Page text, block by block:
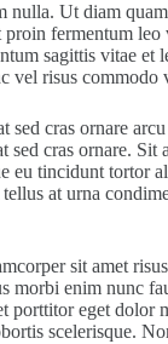
nulla. Ut diam
proin fermentum
sagittis vitae et
risus commodo
cras ornare
cras ornare.
eu tincidunt tortor
at urna
sit amet
enim nunc
porttitor eget dolor
scelerisque.